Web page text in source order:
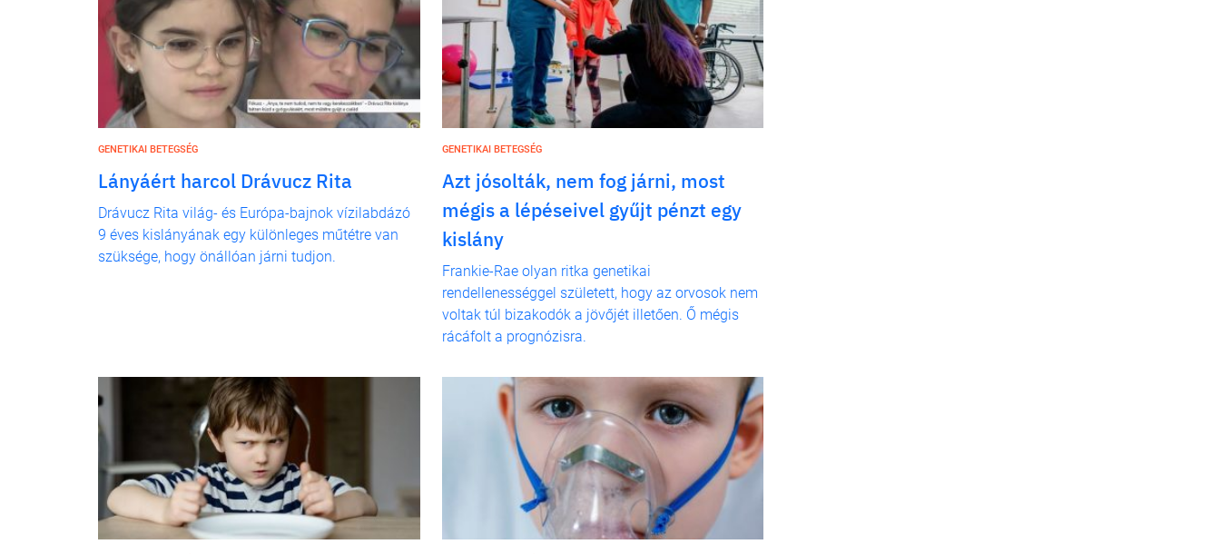
GENETIKAI BETEGSÉG
Lányáért harcol Drávucz Rita
Drávucz Rita világ- és Európa-bajnok vízilabdázó
9 éves kislányának egy különleges műtétre van
szüksége, hogy önállóan járni tudjon.
GENETIKAI BETEGSÉG
Azt jósolták, nem fog járni, most
mégis a lépéseivel gyűjt pénzt egy
kislány
Frankie-Rae olyan ritka genetikai
rendellenességgel született, hogy az orvosok nem
voltak túl bizakodók a jövőjét illetően. Ő mégis
rácáfolt a prognózisra.